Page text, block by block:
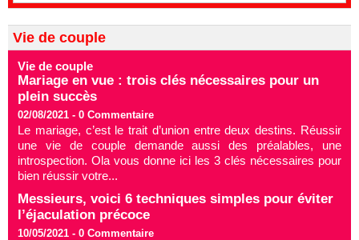
Vie de couple
Vie de couple
Mariage en vue : trois clés nécessaires pour un
plein succès
02/08/2021 - 0 Commentaire
Le mariage, c’est le trait d’union entre deux destins. Réussir
une vie de couple demande aussi des préalables, une
introspection. Ola vous donne ici les 3 clés nécessaires pour
bien réussir votre...
Messieurs, voici 6 techniques simples pour éviter
l’éjaculation précoce
10/05/2021 - 0 Commentaire